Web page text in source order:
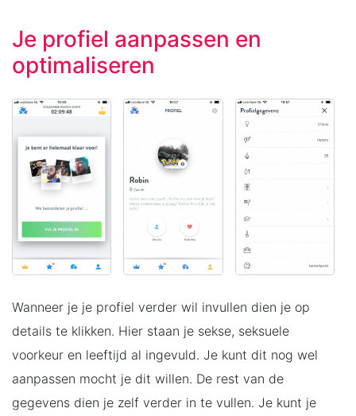
Je profiel aanpassen en
optimaliseren
Wanneer je je profiel verder wil invullen dien je op
details te klikken. Hier staan je sekse, seksuele
voorkeur en leeftijd al ingevuld. Je kunt dit nog wel
aanpassen mocht je dit willen. De rest van de
gegevens dien je zelf verder in te vullen. Je kunt je